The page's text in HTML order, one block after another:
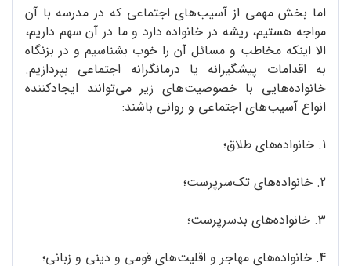
اما بخش مهمی از آسیب‌های اجتماعی که در مدرسه با آن
مواجه هستیم، ریشه در خانواده دارد و ما در آن سهم داریم،
الا اینکه مخاطب و مسائل آن را خوب بشناسیم و در بزنگاه
به اقدامات پیشگیرانه یا درمانگرانه اجتماعی بپردازیم.
خانواده‌هایی با خصوصیت‌های زیر می‌توانند ایجادکننده
انواع آسیب‌های اجتماعی و روانی باشند:
1. خانواده‌های طلاق؛
2. خانواده‌های تک‌سرپرست؛
3. خانواده‌های بدسرپرست؛
4. خانواده‌های مهاجر و اقلیت‌های قومی و دینی و زبانی؛